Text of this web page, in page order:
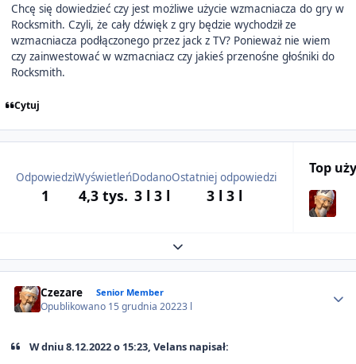
Chcę się dowiedzieć czy jest możliwe użycie wzmacniacza do gry w
Rocksmith. Czyli, że cały dźwięk z gry będzie wychodził ze
wzmacniacza podłączonego przez jack z TV? Ponieważ nie wiem
czy zainwestować w wzmacniacz czy jakieś przenośne głośniki do
Rocksmith.
Cytuj
Odpowiedzi
1
Wyświetleń
4,3 tys.
Dodano
3 l 3 l
Ostatniej odpowiedzi
3 l 3 l
Top
Expand topic overview
Czezare Senior Member
Opublikowano 15 grudnia 20223 l
W dniu 8.12.2022 o 15:23, Velans napisał: